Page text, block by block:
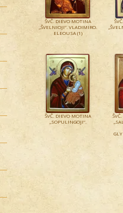
ŠVČ. DIEVO MOTINA
„ŠVELNIOJI“. VLADIMIRO.
ELEOUSA (1)
ŠVČ. DIEVO MOTINA
„SOPULINGOJI“.